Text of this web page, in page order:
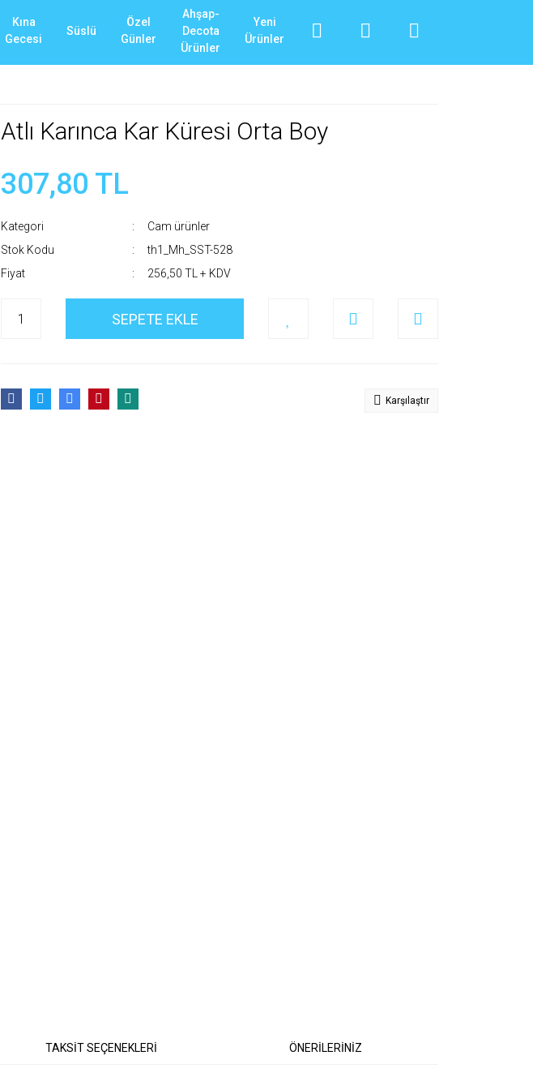
Kına
Gecesi
Süslü
Özel
Günler
Ahşap-
Decota
Ürünler
Yeni
Ürünler
Atlı Karınca Kar Küresi Orta Boy
307,80 TL
Kategori
Cam ürünler
Stok Kodu
th1_Mh_SST-528
Fiyat
256,50 TL + KDV
SEPETE EKLE
Karşılaştır
TAKSİT SEÇENEKLERİ ÖNERİLERİNİZ